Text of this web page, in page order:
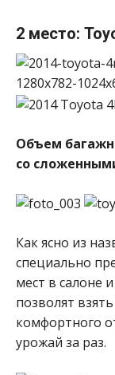
2 место:
Объем
со
Как ясно из
специально
мест в салоне
позволят
комфортного
урожай за раз.